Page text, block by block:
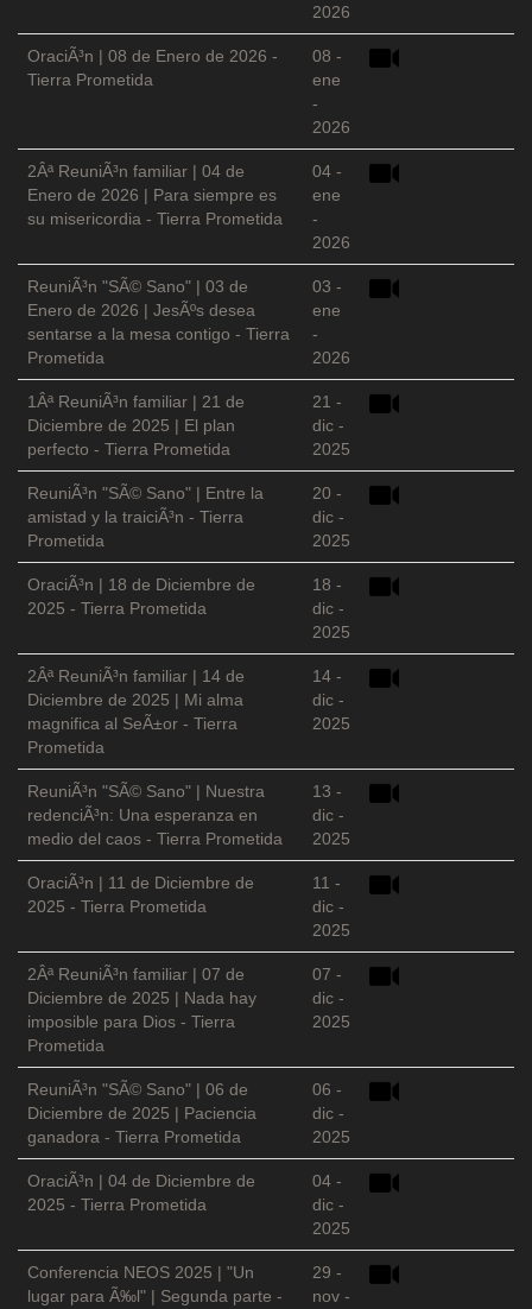
2026
OraciÃ³n | 08 de Enero de 2026 -
Tierra Prometida
08 -
ene
-
2026
2Âª ReuniÃ³n familiar | 04 de
Enero de 2026 | Para siempre es
su misericordia - Tierra Prometida
04 -
ene
-
2026
ReuniÃ³n "SÃ© Sano" | 03 de
Enero de 2026 | JesÃºs desea
sentarse a la mesa contigo - Tierra
Prometida
03 -
ene
-
2026
1Âª ReuniÃ³n familiar | 21 de
Diciembre de 2025 | El plan
perfecto - Tierra Prometida
21 -
dic -
2025
ReuniÃ³n "SÃ© Sano" | Entre la
amistad y la traiciÃ³n - Tierra
Prometida
20 -
dic -
2025
OraciÃ³n | 18 de Diciembre de
2025 - Tierra Prometida
18 -
dic -
2025
2Âª ReuniÃ³n familiar | 14 de
Diciembre de 2025 | Mi alma
magnifica al SeÃ±or - Tierra
Prometida
14 -
dic -
2025
ReuniÃ³n "SÃ© Sano" | Nuestra
redenciÃ³n: Una esperanza en
medio del caos - Tierra Prometida
13 -
dic -
2025
OraciÃ³n | 11 de Diciembre de
2025 - Tierra Prometida
11 -
dic -
2025
2Âª ReuniÃ³n familiar | 07 de
Diciembre de 2025 | Nada hay
imposible para Dios - Tierra
Prometida
07 -
dic -
2025
ReuniÃ³n "SÃ© Sano" | 06 de
Diciembre de 2025 | Paciencia
ganadora - Tierra Prometida
06 -
dic -
2025
OraciÃ³n | 04 de Diciembre de
2025 - Tierra Prometida
04 -
dic -
2025
Conferencia NEOS 2025 | "Un
lugar para Ã‰l" | Segunda parte -
29 -
nov -